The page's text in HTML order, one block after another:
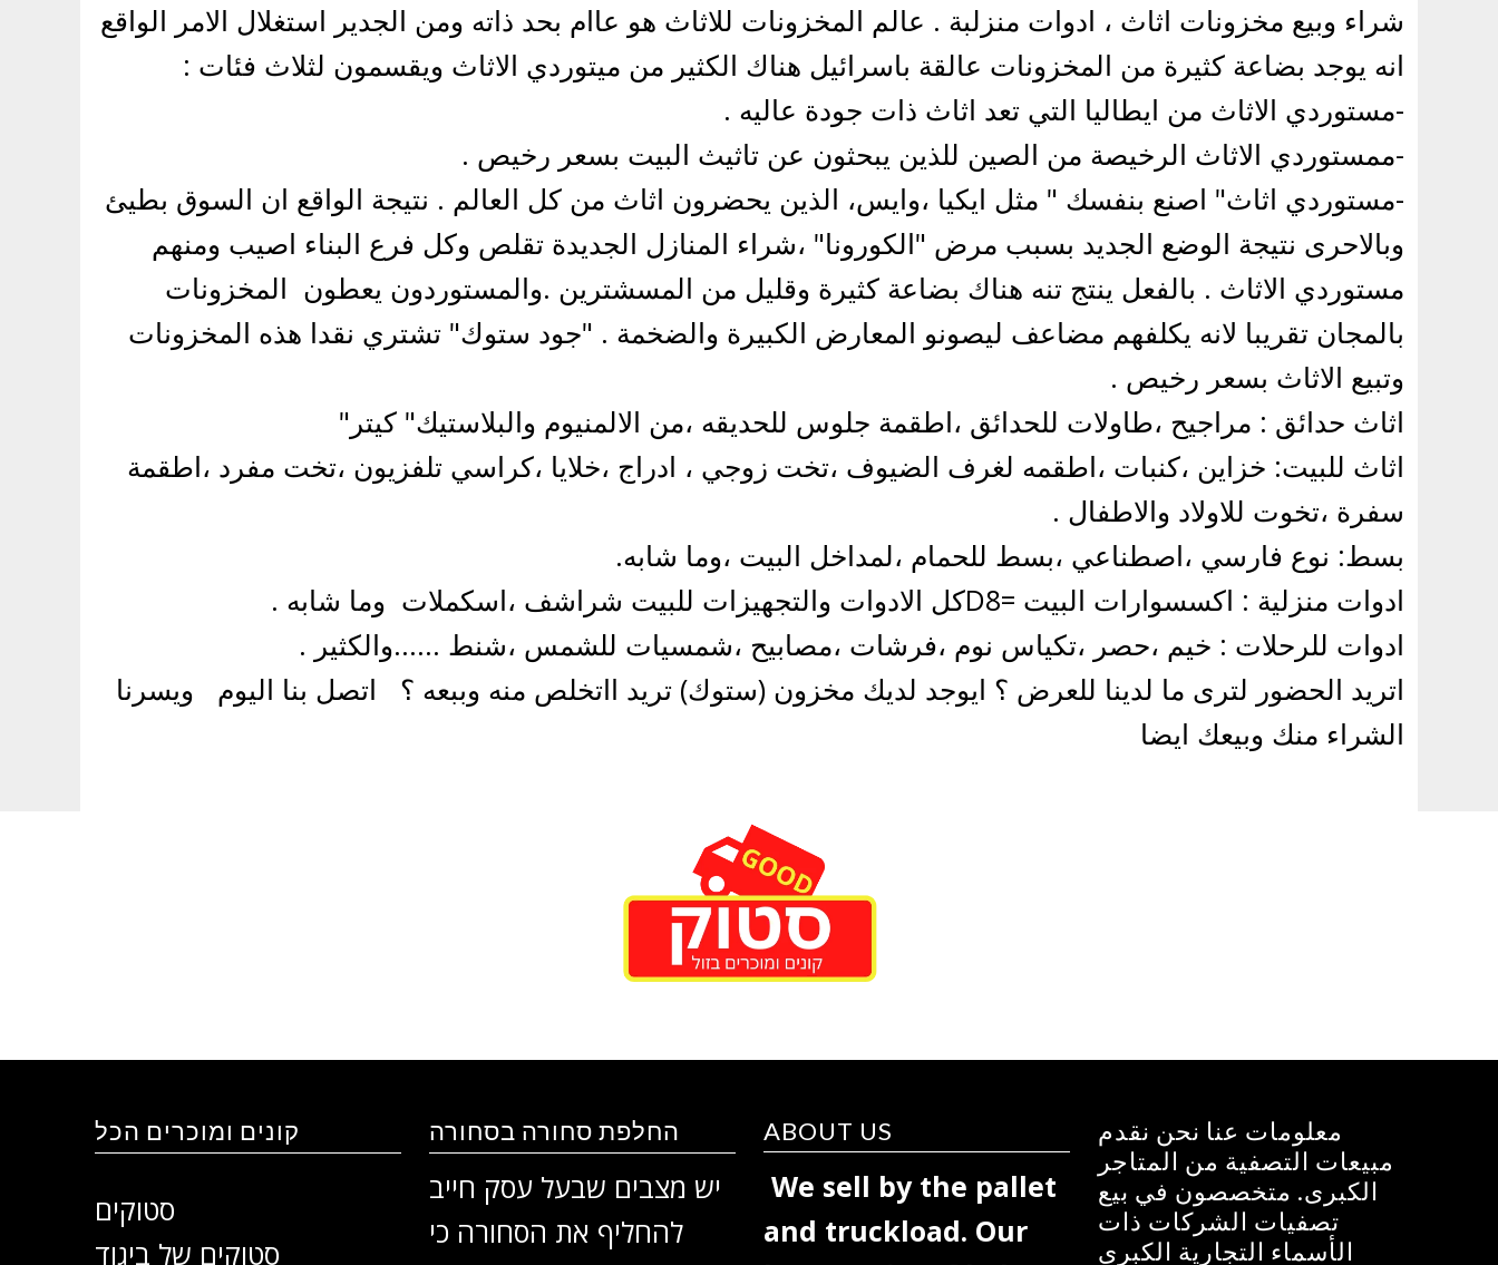
شراء وبيع مخزونات اثاث ، ادوات منزلبة . عالم المخزونات للاثاث هو عاام بحد ذاته ومن الجدير استغلال الامر الواقع
انه يوجد بضاعة كثيرة من المخزونات عالقة باسرائيل هناك الكثير من ميتوردي الاثاث ويقسمون لثلاث فئات :
-مستوردي الاثاث من ايطاليا التي تعد اثاث ذات جودة عاليه .
-ممستوردي الاثاث الرخيصة من الصين للذين يبحثون عن تاثيث البيت بسعر رخيص .
-مستوردي اثاث" اصنع بنفسك " مثل ايكيا ،وايس، الذين يحضرون اثاث من كل العالم . نتيجة الواقع ان السوق بطيئ
وبالاحرى نتيجة الوضع الجديد بسبب مرض "الكورونا" ،شراء المنازل الجديدة تقلص وكل فرع البناء اصيب ومنهم
مستوردي الاثاث . بالفعل ينتج تنه هناك بضاعة كثيرة وقليل من المسشترين .والمستوردون يعطون المخزونات
بالمجان تقريبا لانه يكلفهم مضاعف ليصونو المعارض الكبيرة والضخمة . "جود ستوك" تشتري نقدا هذه المخزونات
وتبيع الاثاث بسعر رخيص .
اثاث حدائق : مراجيح ،طاولات للحدائق ،اطقمة جلوس للحديقه ،من الالمنيوم والبلاستيك" كيتر"
اثاث للبيت: خزاين ،كنبات ،اطقمه لغرف الضيوف ،تخت زوجي ، ادراج ،خلايا ،كراسي تلفزيون ،تخت مفرد ،اطقمة
سفرة ،تخوت للاولاد والاطفال .
بسط: نوع فارسي ،اصطناعي ،بسط للحمام ،لمداخل البيت ،وما شابه.
ادوات منزلية : اكسسوارات البيت =D8كل الادوات والتجهيزات للبيت شراشف ،اسكملات وما شابه .
ادوات للرحلات : خيم ،حصر ،تكياس نوم ،فرشات ،مصابيح ،شمسيات للشمس ،شنط ......والكثير .
اتريد الحضور لترى ما لدينا للعرض ؟ ايوجد لديك مخزون (ستوك) تريد ااتخلص منه وببعه ؟ اتصل بنا اليوم ويسرنا
الشراء منك وبيعك ايضا
קונים ומוכרים הכל
סטוקים
סטוקים של ביגוד
החלפת סחורה בסחורה
יש מצבים שבעל עסק חייב
להחליף את הסחורה כי
ABOUT US
We sell by the pallet
and truckload. Our
معلومات عنا نحن نقدم
مبيعات التصفية من المتاجر
الكبرى. متخصصون في بيع
تصفيات الشركات ذات
الأسماء التجارية الكبرى